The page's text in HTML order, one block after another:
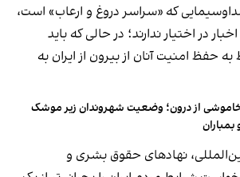
که «سراسر دروغ و ارعاب» است،
در اختیار ندارند؛ در حالی که باید
حفظ امنیت آنان از بیرون از ایران به
از درون؛ وضعیت شهروندان زیر موشک
بمباران
نهادهای حقوق بشری و